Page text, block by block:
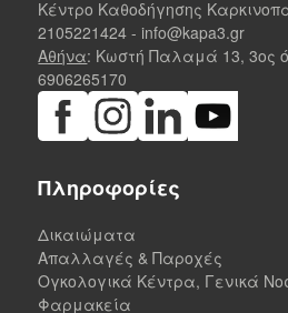
Κέντρο Καθοδήγησης
2105221424 - info@kapa3.gr
Αθήνα: Κωστή Παλαμά 13, 3ος
6906265170
Πληροφορίες
Δικαιώματα
Απαλλαγές & Παροχές
Ογκολογικά Κέντρα, Γενικά
Φαρμακεία